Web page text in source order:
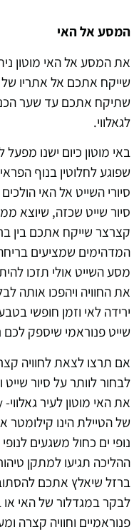
המסע אל האי
את המסע אל האי מוטון
שייקח אתכם אל אתריו של
שתיקח אתכם עד שער
לגאלווי.
באי מוטון כיום ישנו
שפוגע לחלוטין בנוף
סיורי השייט אל האי
סיור שייט שכזה, שיוצא
קצרצר שייקח אתכם בין
המדהימים שמציעים
מסע השייט אולי תזכו
את החוויה ויהפכו אותה
ירידה לאי וזמן חופשי
שייט פנוראמי שיספק לכם
אם תרצו לצאת לחוויה
לבחור לוותר על סיור
של הטיילת הינו קילומטר
נופי ים כחול משגעים
ההליכה תגיעו למתקן
ברזל שיאלץ אתכם
לבקר במגדלור של האי או
פנוראמיים וחוויה קצרה